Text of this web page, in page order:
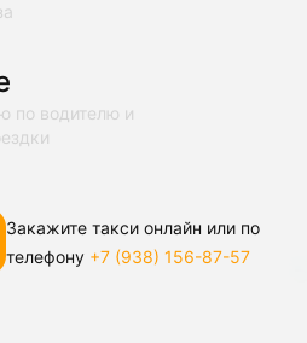
по водителю и
Закажите такси онлайн или по
телефону +7 (938) 156-87-57